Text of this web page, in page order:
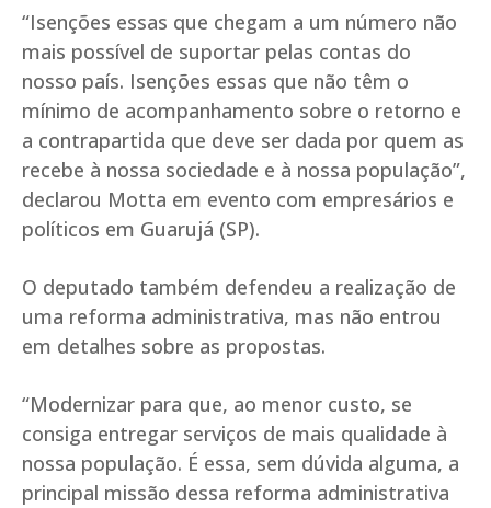
“Isenções essas que chegam a um número não
mais possível de suportar pelas contas do
nosso país. Isenções essas que não têm o
mínimo de acompanhamento sobre o retorno e
a contrapartida que deve ser dada por quem as
recebe à nossa sociedade e à nossa população”,
declarou Motta em evento com empresários e
políticos em Guarujá (SP).
O deputado também defendeu a realização de
uma reforma administrativa, mas não entrou
em detalhes sobre as propostas.
“Modernizar para que, ao menor custo, se
consiga entregar serviços de mais qualidade à
nossa população. É essa, sem dúvida alguma, a
principal missão dessa reforma administrativa